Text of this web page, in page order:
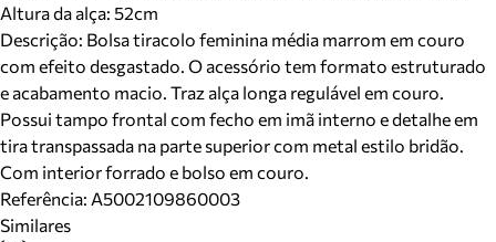
Altura da alça: 52cm
Descrição: Bolsa tiracolo feminina média marrom em couro
com efeito desgastado. O acessório tem formato estruturado
e acabamento macio. Traz alça longa regulável em couro.
Possui tampo frontal com fecho em imã interno e detalhe em
tira transpassada na parte superior com metal estilo bridão.
Com interior forrado e bolso em couro.
Referência: A5002109860003
Similares